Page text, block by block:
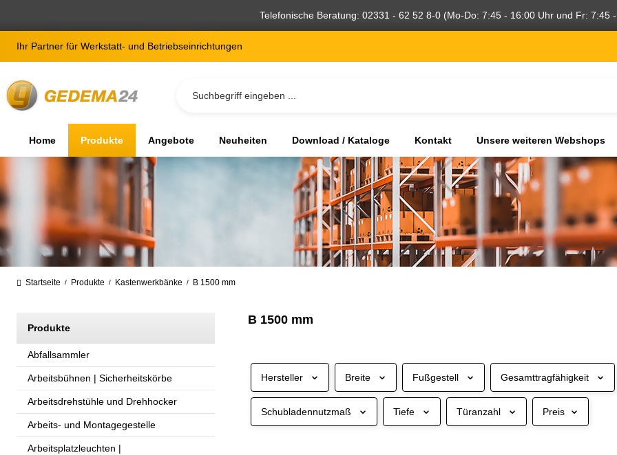
Telefonische Beratung: 02331 - 62 52 8-0 (Mo-Do: 7:45 - 16:00 Uhr und Fr: 7:45
Ihr Partner für Werkstatt- und Betriebseinrichtungen
Home Produkte Angebote Neuheiten Download / Kataloge Kontakt Unsere weiteren Webshops
Startseite / Produkte / Kastenwerkbänke / B 1500 mm
Produkte
Abfallsammler
Arbeitsbühnen | Sicherheitskörbe
Arbeitsdrehstühle und Drehhocker
Arbeits- und Montagegestelle
Arbeitsplatzleuchten |
B 1500 mm
Hersteller Breite Fußgestell Gesamttragfähigkeit
Schubladennutzmaß Tiefe Türanzahl Preis